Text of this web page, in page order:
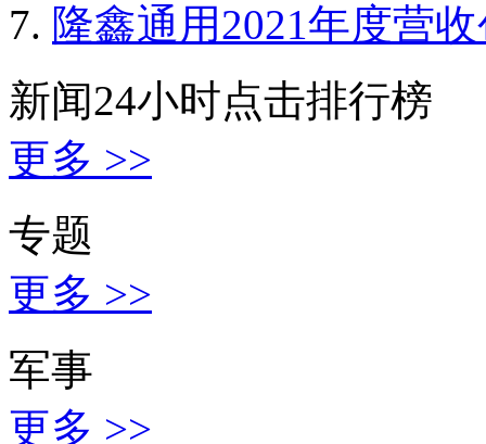
隆鑫通用2021年度营
新闻24小时点击排行榜
更多 >>
专题
更多 >>
军事
更多 >>